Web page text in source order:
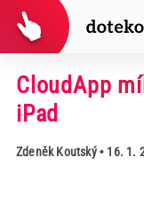
CloudApp
iPad
Zdeněk Koutský• 16. 1.